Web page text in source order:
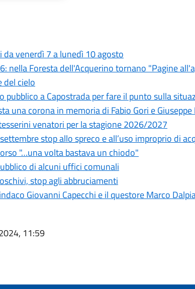
venerdì 7 a lunedì 10 agosto
nella Foresta dell'Acquerino tornano "Pagine
del cielo
a Capostrada per fare il punto sulla
una corona in memoria di Fabio Gori e
venatori per la stagione 2026/2027
stop allo spreco e all’uso improprio di
"…una volta bastava un chiodo"
di alcuni uffici comunali
stop agli abbruciamenti
Giovanni Capecchi e il questore Marco
11:59